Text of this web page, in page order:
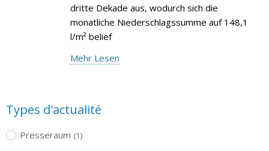
dritte Dekade aus, wodurch sich die
monatliche Niederschlagssumme auf 148,1
l/m² belief
Mehr Lesen
Types d'actualité
Presseraum (1)